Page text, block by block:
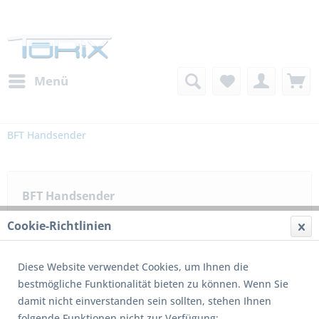
Menü
BFT Handsender
BFT Handsender
1 von2
Cookie-Richtlinien
Diese Website verwendet Cookies, um Ihnen die
bestmögliche Funktionalität bieten zu können. Wenn Sie
damit nicht einverstanden sein sollten, stehen Ihnen